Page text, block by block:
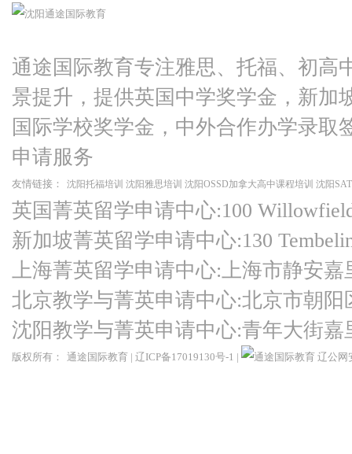
通途国际教育专注雅思、托福、初高
景提升，提供英国中学奖学金，新加
国际学校奖学金，中外合作办学录取
申请服务
友情链接： 沈阳托福培训 沈阳雅思培训 沈阳OSSD加拿大高中课程培训 沈阳
英国菁英留学申请中心:100
新加坡菁英留学申请中心:130
上海菁英留学申请中心:上海市静安嘉
北京教学与菁英申请中心:北京市朝
沈阳教学与菁英申请中心:青年大街
版权所有： 通途国际教育 | 辽ICP备17019130号-1 | 辽公网